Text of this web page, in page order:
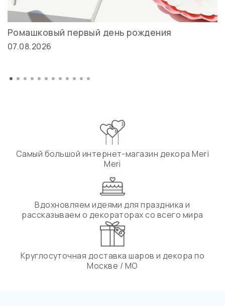
Ромашковый первый день рождения
07.08.2026
Самый большой интернет-магазин декора Meri
Meri
Вдохновляем идеями для праздника и
рассказываем о декораторах со всего мира
Круглосуточная доставка шаров и декора по
Москве / МО